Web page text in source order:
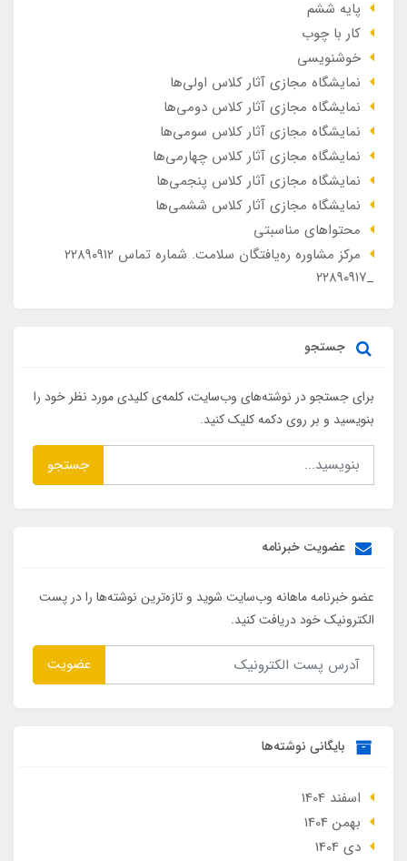
پایه ششم
کار با چوب
خوشنویسی
نمایشگاه مجازی آثار کلاس اولی‌ها
نمایشگاه مجازی آثار کلاس دومی‌ها
نمایشگاه مجازی آثار کلاس سومی‌ها
نمایشگاه مجازی آثار کلاس چهارمی‌ها
نمایشگاه مجازی آثار کلاس پنجمی‌ها
نمایشگاه مجازی آثار کلاس ششمی‌ها
محتواهای مناسبتی
مرکز مشاوره ره‌یافتگان سلامت. شماره تماس ۲۲۸۹۰۹۱۲
_۲۲۸۹۰۹۱۷
جستجو
برای جستجو در نوشته‌های وب‌سایت، کلمه‌ی کلیدی مورد نظر خود را
بنویسید و بر روی دکمه کلیک کنید.
جستجو
عضویت خبرنامه
عضو خبرنامه ماهانه وب‌سایت شوید و تازه‌ترین نوشته‌ها را در پست
الکترونیک خود دریافت کنید.
عضویت
بایگانی نوشته‌ها
اسفند 1404
بهمن 1404
دی 1404